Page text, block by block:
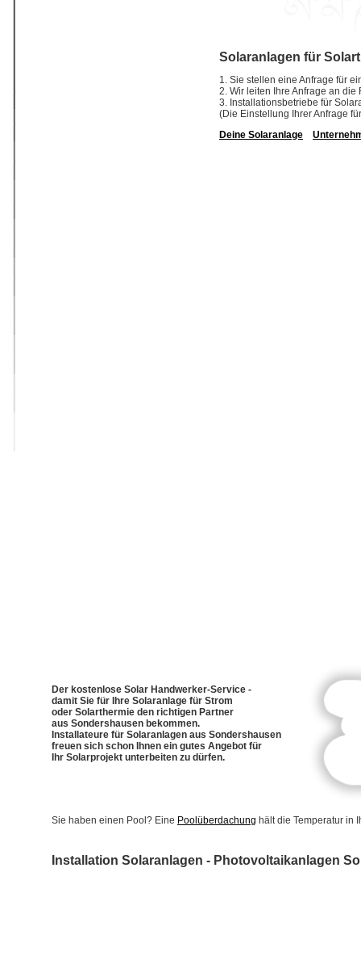
Solaranlagen für
1. Sie stellen eine Anfrage für
2. Wir leiten Ihre Anfrage an
3. Installationsbetriebe für
(Die Einstellung Ihrer Anfrage
Deine Solaranlage
Der kostenlose Solar Handwerker-Service -
damit Sie für Ihre Solaranlage für Strom
oder Solarthermie den richtigen Partner
aus Sondershausen bekommen.
Installateure für Solaranlagen aus Sondershausen
freuen sich schon Ihnen ein gutes Angebot für
Ihr Solarprojekt unterbeiten zu dürfen.
Sie haben einen Pool? Eine Poolüberdachung hält die Temperatur in
Installation Solaranlagen - Photovoltaikanlagen